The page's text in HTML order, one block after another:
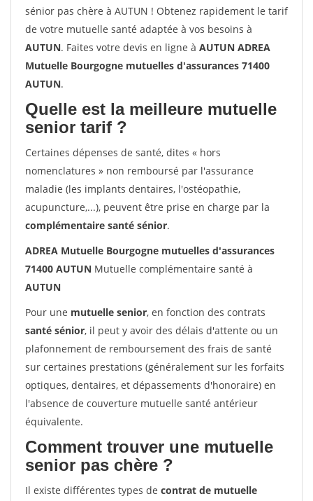
sénior pas chère à AUTUN ! Obtenez rapidement le tarif
de votre mutuelle santé adaptée à vos besoins à
AUTUN. Faites votre devis en ligne à AUTUN ADREA
Mutuelle Bourgogne mutuelles d'assurances 71400
AUTUN.
Quelle est la meilleure mutuelle
senior tarif ?
Certaines dépenses de santé, dites « hors
nomenclatures » non remboursé par l'assurance
maladie (les implants dentaires, l'ostéopathie,
acupuncture,...), peuvent être prise en charge par la
complémentaire santé sénior.
ADREA Mutuelle Bourgogne mutuelles d'assurances
71400 AUTUN Mutuelle complémentaire santé à
AUTUN
Pour une mutuelle senior, en fonction des contrats
santé sénior, il peut y avoir des délais d'attente ou un
plafonnement de remboursement des frais de santé
sur certaines prestations (généralement sur les forfaits
optiques, dentaires, et dépassements d'honoraire) en
l'absence de couverture mutuelle santé antérieur
équivalente.
Comment trouver une mutuelle
senior pas chère ?
Il existe différentes types de contrat de mutuelle